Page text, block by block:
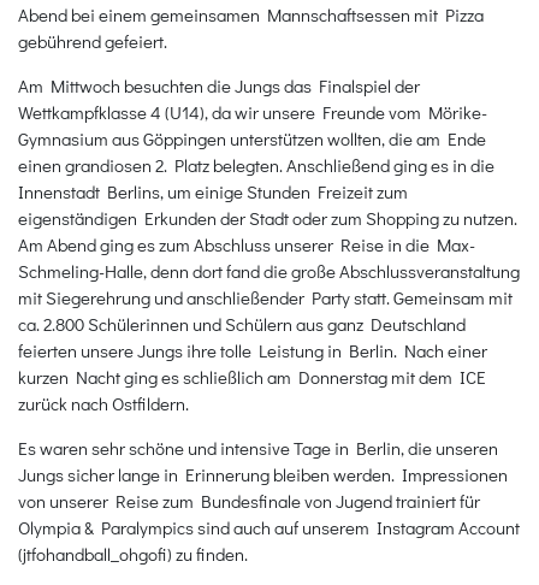
Abend bei einem gemeinsamen Mannschaftsessen mit Pizza
gebührend gefeiert.
Am Mittwoch besuchten die Jungs das Finalspiel der
Wettkampfklasse 4 (U14), da wir unsere Freunde vom Mörike-
Gymnasium aus Göppingen unterstützen wollten, die am Ende
einen grandiosen 2. Platz belegten. Anschließend ging es in die
Innenstadt Berlins, um einige Stunden Freizeit zum
eigenständigen Erkunden der Stadt oder zum Shopping zu nutzen.
Am Abend ging es zum Abschluss unserer Reise in die Max-
Schmeling-Halle, denn dort fand die große Abschlussveranstaltung
mit Siegerehrung und anschließender Party statt. Gemeinsam mit
ca. 2.800 Schülerinnen und Schülern aus ganz Deutschland
feierten unsere Jungs ihre tolle Leistung in Berlin. Nach einer
kurzen Nacht ging es schließlich am Donnerstag mit dem ICE
zurück nach Ostfildern.
Es waren sehr schöne und intensive Tage in Berlin, die unseren
Jungs sicher lange in Erinnerung bleiben werden. Impressionen
von unserer Reise zum Bundesfinale von Jugend trainiert für
Olympia & Paralympics sind auch auf unserem Instagram Account
(jtfohandball_ohgofi) zu finden.